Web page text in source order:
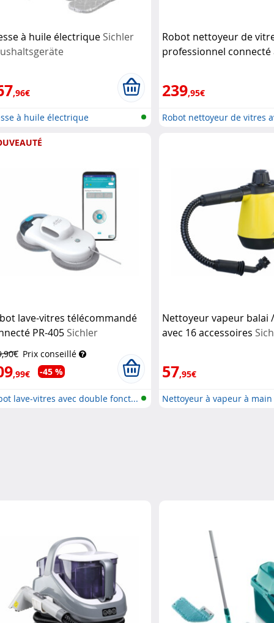
à huile électrique Sichler
,96€
à huile électrique
Robot nettoyeur de
professionnel connecté
239,95€
Robot nettoyeur de vitres
lave-vitres télécommandé
PR-405 Sichler
Prix conseillé
,99€ -45 %
lave-vitres avec double fonct...
Nettoyeur vapeur balai
avec 16 accessoires
57,95€
Nettoyeur à vapeur à main